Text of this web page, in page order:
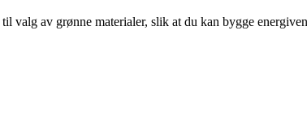
av grønne materialer, slik at du kan bygge